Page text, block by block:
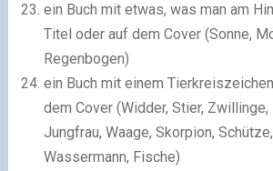
ein Buch mit etwas, was man am
Titel oder auf dem Cover (Sonne,
Regenbogen)
ein Buch mit einem
dem Cover (Widder, Stier, Zwillinge,
Jungfrau, Waage, Skorpion,
Wassermann, Fische)